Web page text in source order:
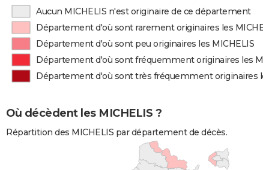
Aucun MICHELIS n'est originaire de ce département
Département d'où sont rarement originaires les
Département d'où sont peu originaires les MICHELIS
Département d'où sont fréquemment originaires les
Département d'où sont très fréquemment originaires
Où décèdent les MICHELIS ?
Répartition des MICHELIS par département de décès.